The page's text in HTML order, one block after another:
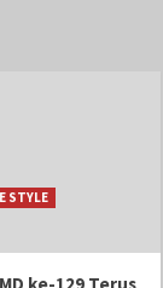
STYLE